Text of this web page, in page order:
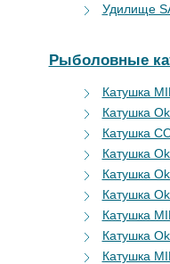
Удилище
Рыболовные
Катушка
Катушка
Катушка
Катушка
Катушка
Катушка
Катушка
Катушка
Катушка